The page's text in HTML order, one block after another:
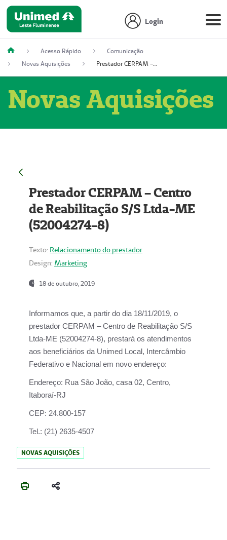
Login
Acesso Rápido
Comunicação
Novas Aquisições
Prestador CERPAM – Centro de Reabilitação S/S Ltda-ME (52004274-8)
Novas Aquisições
Prestador CERPAM – Centro
de Reabilitação S/S Ltda-ME
(52004274-8)
Texto: Relacionamento do prestador
Design: Marketing
18 de outubro, 2019
Informamos que, a partir do dia 18/11/2019, o
prestador CERPAM – Centro de Reabilitação S/S
Ltda-ME (52004274-8), prestará os atendimentos
aos beneficiários da Unimed Local, Intercâmbio
Federativo e Nacional em novo endereço:
Endereço: Rua São João, casa 02, Centro,
Itaboraí-RJ
CEP: 24.800-157
Tel.: (21) 2635-4507
NOVAS AQUISIÇÕES